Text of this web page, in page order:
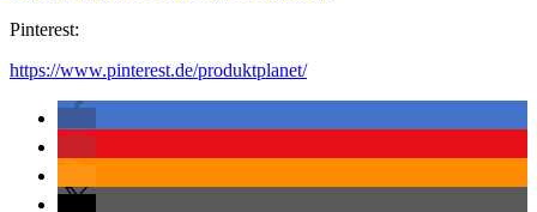
Pinterest:
https://www.pinterest.de/produktplanet/